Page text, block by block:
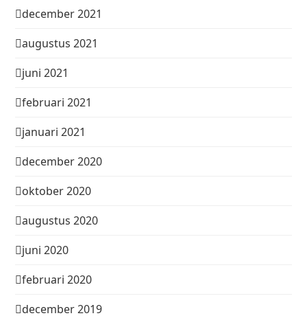
december 2021
augustus 2021
juni 2021
februari 2021
januari 2021
december 2020
oktober 2020
augustus 2020
juni 2020
februari 2020
december 2019